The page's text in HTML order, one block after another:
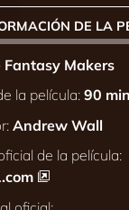
DE LA
Fantasy Makers
la película: 90
Andrew Wall
de la película: